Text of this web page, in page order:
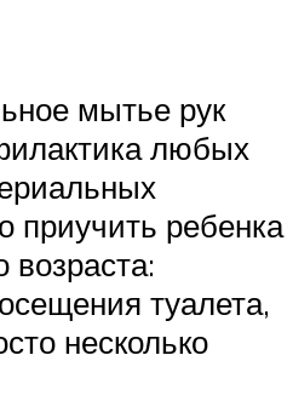
мытье рук
любых
приучить ребенка
возраста:
туалета,
несколько